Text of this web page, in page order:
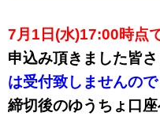
7月1日(水)17:00時点
申込み頂きました皆
は受付致しませんの
締切後のゆうちょ口